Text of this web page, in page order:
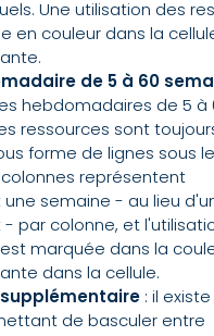
Une utilisation des
en couleur dans la
de 5 à 60
hebdomadaires de 5 à
ressources sont
forme de lignes sous
représentent
semaine - au lieu
par colonne, et
marquée dans la
dans la cellule.
: il
de basculer entre